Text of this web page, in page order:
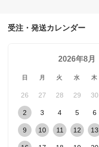
受注・発送カレンダー
2026年8月
日 月 火 水 木
26 27 28 29 30
2 3 4 5 6
9 10 11 12 13